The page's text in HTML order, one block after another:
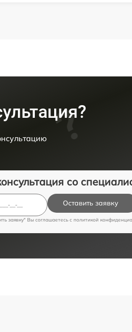
со
Оставить заявку
заявку" Вы соглашаетесь c политикой